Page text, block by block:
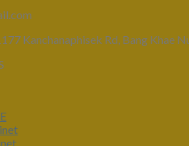
Kanchanaphisek Rd, Bang Khae